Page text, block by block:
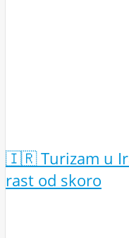
🇮🇷 Turizam u
rast od skoro